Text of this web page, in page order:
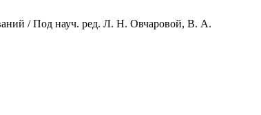
/ Под науч. ред. Л. Н. Овчаровой, В. А.